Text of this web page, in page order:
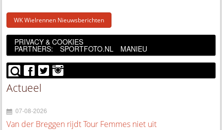
WK Wielrennen Nieuwsberichten
PRIVACY & COOKIES
PARTNERS: SPORTFOTO.NL MANIEU
Actueel
07-08-2026
Van der Breggen rijdt Tour Femmes niet uit